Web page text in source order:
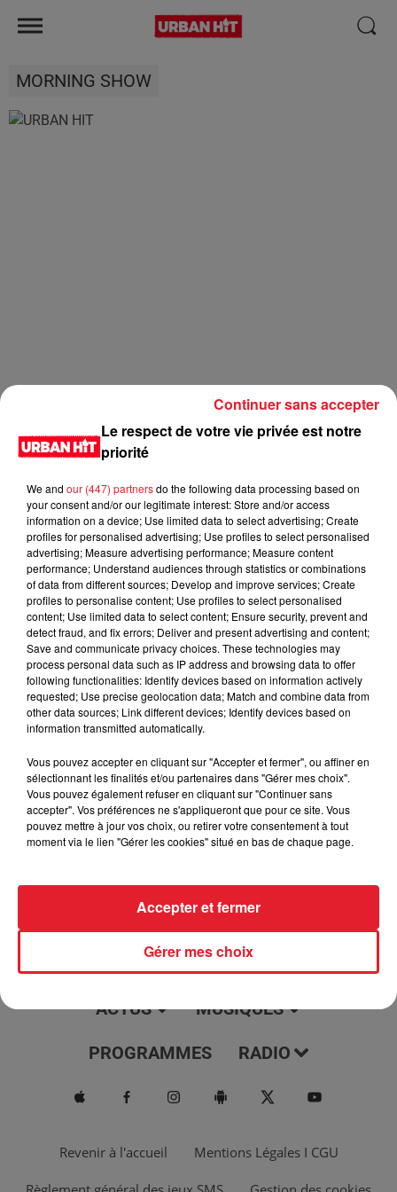
MORNING SHOW
0:00 2 min 51 sec
29 novembre 2022 - 2 min 51 sec
1 mn chrono du 29/11/2022
Du lundi au vendredi, de 6h à 09h, retrouvez Evan, Sandro,
Aline et Laura pour vous réveiller sur Urban hit. Au
programme : le jeu des 30 secondes chrono, le sondage du
jour, l'info moulaga, le saviez-vous...
ACTUS MUSIQUES
PROGRAMMES RADIO
Revenir à l'accueil Mentions Légales I CGU
Le respect de votre vie privée est notre
priorité
We and our (447) partnersdo the following data processing based on
your consent and/or our legitimate interest: Store and/or access
information on a device; Use limited data to select advertising; Create
profiles for personalised advertising; Use profiles to select personalised
advertising; Measure advertising performance; Measure content
performance; Understand audiences through statistics or combinations
of data from different sources; Develop and improve services; Create
profiles to personalise content; Use profiles to select personalised
content; Use limited data to select content; Ensure security, prevent and
detect fraud, and fix errors; Deliver and present advertising and content;
Save and communicate privacy choices. These technologies may
process personal data such as IP address and browsing data to offer
following functionalities: Identify devices based on information actively
requested; Use precise geolocation data; Match and combine data from
other data sources; Link different devices; Identify devices based on
information transmitted automatically.
Vous pouvez accepter en cliquant sur "Accepter et fermer", ou affiner en
sélectionnant les finalités et/ou partenaires dans "Gérer mes choix".
Vous pouvez également refuser en cliquant sur "Continuer sans
accepter". Vos préférences ne s'appliqueront que pour ce site. Vous
pouvez mettre à jour vos choix, ou retirer votre consentement à tout
moment via le lien "Gérer les cookies" situé en bas de chaque page.
Gérer mes choix
Accepter et fermer
Continuer sans accepter